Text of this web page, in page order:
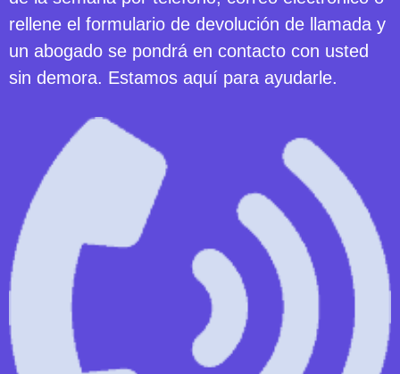
rellene el formulario de devolución de llamada y
un abogado se pondrá en contacto con usted
sin demora. Estamos aquí para ayudarle.